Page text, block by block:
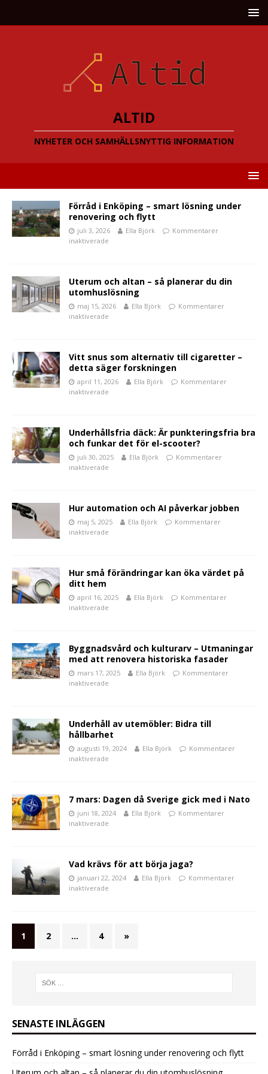
ALTID
NYHETER OCH SAMHÄLLSNYTTIG INFORMATION
Förråd i Enköping – smart lösning under
renovering och flytt
juli 3, 2026 Ella Björk
Kommentarer
inaktiverade
Uterum och altan – så planerar du din
utomhuslösning
maj 15, 2026 Ella Björk
Kommentarer
inaktiverade
Vitt snus som alternativ till cigaretter –
detta säger forskningen
april 11, 2026 Ella Björk
Kommentarer
inaktiverade
Underhållsfria däck: Är punkteringsfria bra
och funkar det för el-scooter?
juli 30, 2025 Ella Björk
Kommentarer
inaktiverade
Hur automation och AI påverkar jobben
maj 5, 2025 Ella Björk
Kommentarer
inaktiverade
Hur små förändringar kan öka värdet på
ditt hem
april 16, 2025 Ella Björk
Kommentarer
inaktiverade
Byggnadsvård och kulturarv – Utmaningar
med att renovera historiska fasader
mars 17, 2025 Ella Björk
Kommentarer
inaktiverade
Underhåll av utemöbler: Bidra till
hållbarhet
augusti 19, 2024 Ella Björk
Kommentarer
inaktiverade
7 mars: Dagen då Sverige gick med i Nato
juni 18, 2024 Ella Björk
Kommentarer
inaktiverade
Vad krävs för att börja jaga?
januari 22, 2024 Ella Björk
Kommentarer
inaktiverade
1 2 … 4 »
SENASTE INLÄGGEN
Förråd i Enköping – smart lösning under renovering och flytt